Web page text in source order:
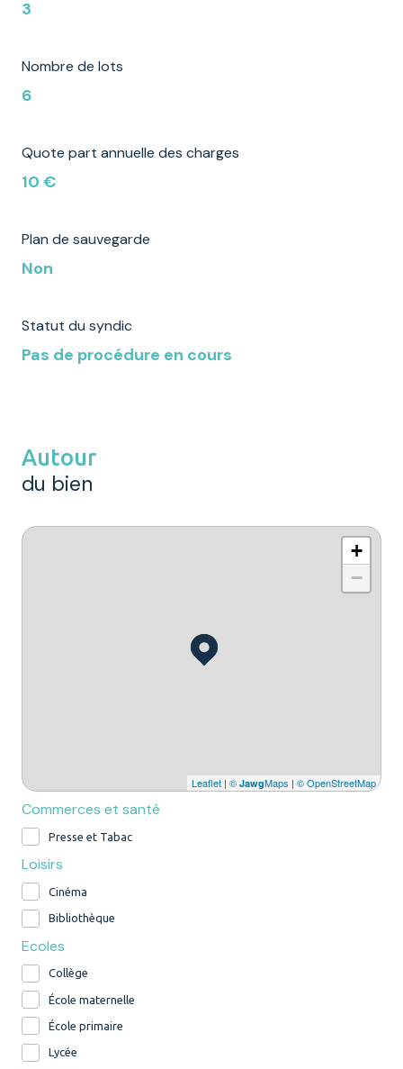
3
Nombre de lots
6
Quote part annuelle des charges
10 €
Plan de sauvegarde
Non
Statut du syndic
Pas de procédure en cours
Autour
du bien
+
−
Leaflet | © JawgMaps | © OpenStreetMap
Commerces et santé
Presse et Tabac
Loisirs
Cinéma
Bibliothèque
Ecoles
Collège
École maternelle
École primaire
Lycée